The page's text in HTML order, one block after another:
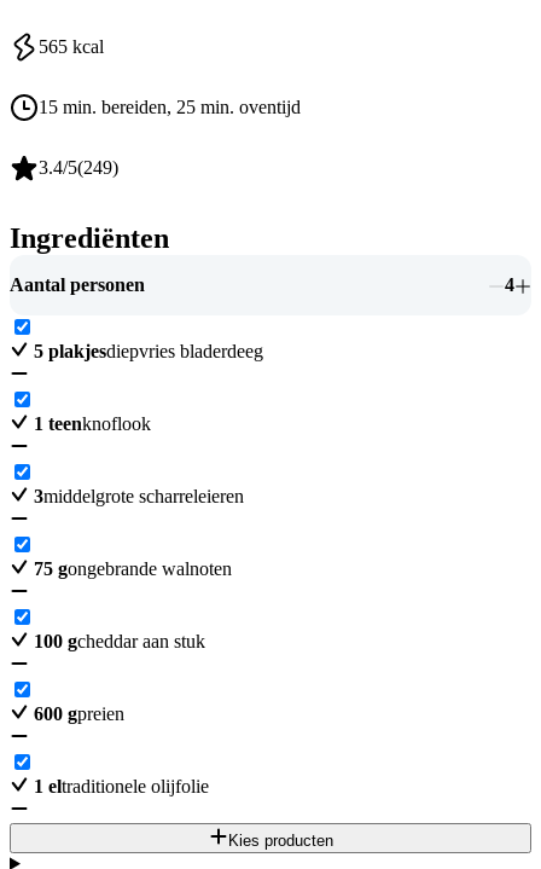
565 kcal
15 min. bereiden, 25 min. oventijd
3.4/5(249)
Ingrediënten
Aantal personen 4
5 plakjesdiepvries bladerdeeg
1 teenknoflook
3middelgrote scharreleieren
75 gongebrande walnoten
100 gcheddar aan stuk
600 gpreien
1 eltraditionele olijfolie
Kies producten